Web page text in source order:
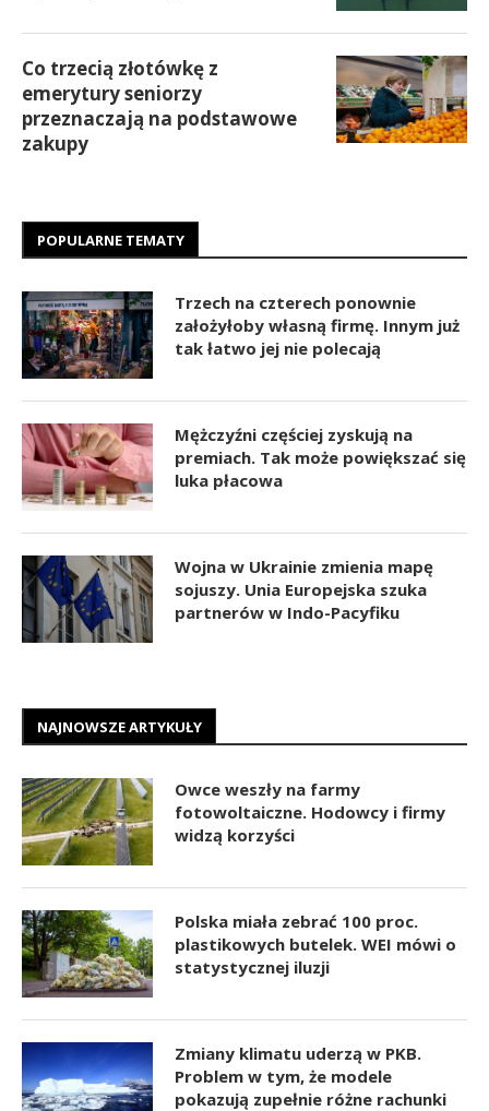
Co trzecią złotówkę z
emerytury seniorzy
przeznaczają na podstawowe
zakupy
POPULARNE TEMATY
Trzech na czterech ponownie
założyłoby własną firmę. Innym już
tak łatwo jej nie polecają
Mężczyźni częściej zyskują na
premiach. Tak może powiększać się
luka płacowa
Wojna w Ukrainie zmienia mapę
sojuszy. Unia Europejska szuka
partnerów w Indo-Pacyfiku
NAJNOWSZE ARTYKUŁY
Owce weszły na farmy
fotowoltaiczne. Hodowcy i firmy
widzą korzyści
Polska miała zebrać 100 proc.
plastikowych butelek. WEI mówi o
statystycznej iluzji
Zmiany klimatu uderzą w PKB.
Problem w tym, że modele
pokazują zupełnie różne rachunki